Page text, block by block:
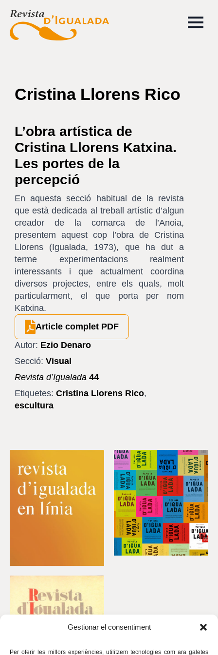
Gestionar el consentiment
Per oferir les millors experiències, utilitzem tecnologies com ara galetes
Cristina Llorens Rico
L’obra artística de
Cristina Llorens Katxina.
Les portes de la
percepció
En aquesta secció habitual de la revista
que està dedicada al treball artístic d’algun
creador de la comarca de l’Anoia,
presentem aquest cop l’obra de Cristina
Llorens (Igualada, 1973), que ha dut a
terme experimentacions realment
interessants i que actualment coordina
diversos projectes, entre els quals, molt
particularment, el que porta per nom
Katxina.
Article complet PDF
Autor: Ezio Denaro
Secció: Visual
Revista d’Igualada 44
Etiquetes: Cristina Llorens Rico,
escultura